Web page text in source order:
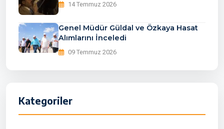
14 Temmuz 2026
Genel Müdür Güldal ve Özkaya Hasat
Alımlarını İnceledi
09 Temmuz 2026
Kategoriler